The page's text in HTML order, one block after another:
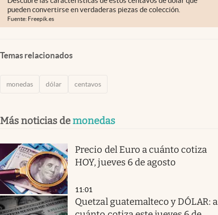
pueden convertirse en verdaderas piezas de colección.
Fuente: Freepik.es
Temas relacionados
monedas dólar centavos
Más noticias demonedas
Precio del Euro a cuánto cotiza
HOY, jueves 6 de agosto
11:01
Quetzal guatemalteco y DÓLAR: a